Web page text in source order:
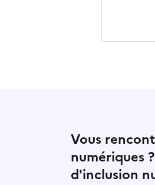
Vous
numériques ?
d'inclusion